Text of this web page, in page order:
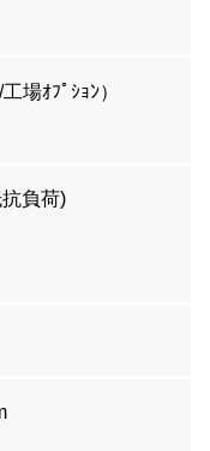
場ｵﾌﾟｼｮﾝ）
負荷)